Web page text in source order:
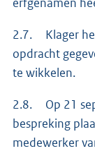
2.7. Klager
opdracht
te wikkelen.
2.8. Op 21
bespreking
medewerker